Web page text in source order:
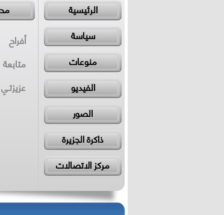
الرئيسية
سياسة
منوعات
الفيديو
الصور
ذاكرة الجزيرة
مركز الاتصالات
أفراح
متابعة